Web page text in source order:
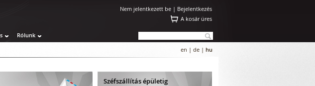
Nem jelentkezett be | Bejelentkezés
A kosár üres
Rólunk
en | de | hu
Széfszállítás épületig